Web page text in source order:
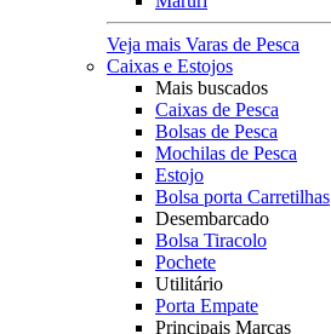
Veja mais Varas de Pesca
Caixas e Estojos
Mais buscados
Caixas de Pesca
Bolsas de Pesca
Mochilas de Pesca
Estojo
Bolsa porta Carretilhas
Desembarcado
Bolsa Tiracolo
Pochete
Utilitário
Porta Empate
Principais Marcas